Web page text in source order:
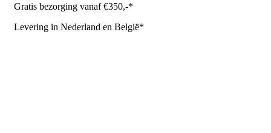
Gratis bezorging vanaf €350,-*
Levering in Nederland en België*